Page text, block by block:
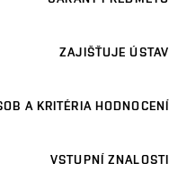
ZAJIŠŤUJE ÚSTAV
A KRITÉRIA HODNOCENÍ
VSTUPNÍ ZNALOSTI